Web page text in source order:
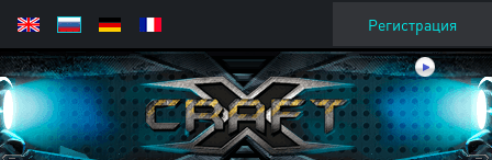
Регистрация